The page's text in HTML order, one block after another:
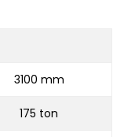
3100 mm
175 ton